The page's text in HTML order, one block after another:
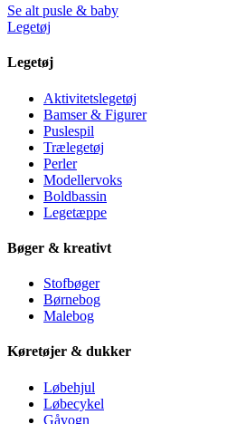
Se alt pusle & baby
Legetøj
Legetøj
Aktivitetslegetøj
Bamser & Figurer
Puslespil
Trælegetøj
Perler
Modellervoks
Boldbassin
Legetæppe
Bøger & kreativt
Stofbøger
Børnebog
Malebog
Køretøjer & dukker
Løbehjul
Løbecykel
Gåvogn